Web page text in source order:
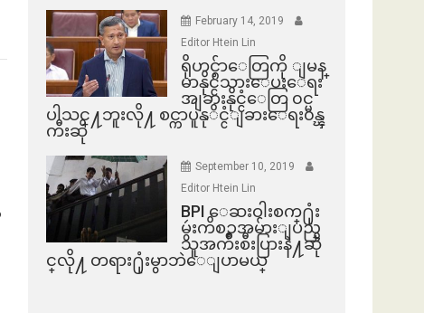
February 14, 2019
Editor Htein Lin
ရိုဟင္ဂ်ာေတြကို ျမန္
မာနိုင္ငံသားေပးေရး
အျခားနိုင္ငံေတြ ၀င္မ
ပါသင္႔ဘူးလို႔ စင္ကာပူနုိင္ငံျခားေရး၀န္ၾ
ကီးဆို
September 10, 2019
Editor Htein Lin
BPI ​ေဆးဝါးစက္​႐ုံး
မွဴးကိစၥအမ်ားျပည္​
သူအက်ိဳးစီးပြားနဲ႔ဆို
င္​လို႔ တရား႐ုံးမွာဘဲေျပာမယ္​